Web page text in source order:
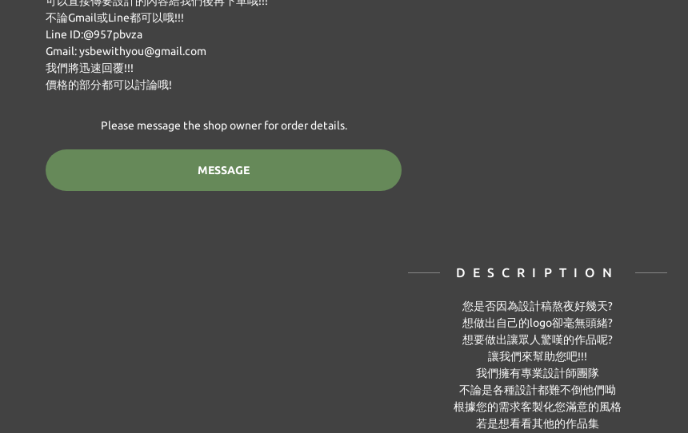
不論Gmail或Line都可以哦!!!
Line ID:@957pbvza
Gmail: ysbewithyou@gmail.com
我們將迅速回覆!!!
價格的部分都可以討論哦!
Please message the shop owner for order details.
MESSAGE
DESCRIPTION
您是否因為設計稿熬夜好幾天?
想做出自己的logo卻毫無頭緒?
想要做出讓眾人驚嘆的作品呢?
讓我們來幫助您吧!!!
我們擁有專業設計師團隊
不論是各種設計都難不倒他們呦
根據您的需求客製化您滿意的風格
若是想看看其他的作品集